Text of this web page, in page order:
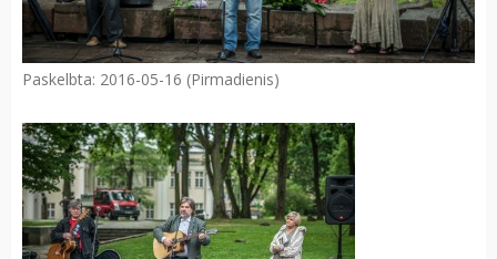
Paskelbta: 2016-05-16 (Pirmadienis)